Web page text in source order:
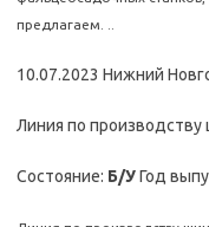
предлагаем. ..
10.07.2023 Нижний
Линия по
Состояние: Б/УГод